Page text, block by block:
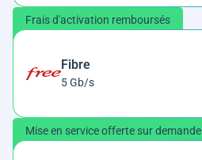
Frais d'activation remboursés
Fibre
5 Gb/s
Mise en service offerte sur demande